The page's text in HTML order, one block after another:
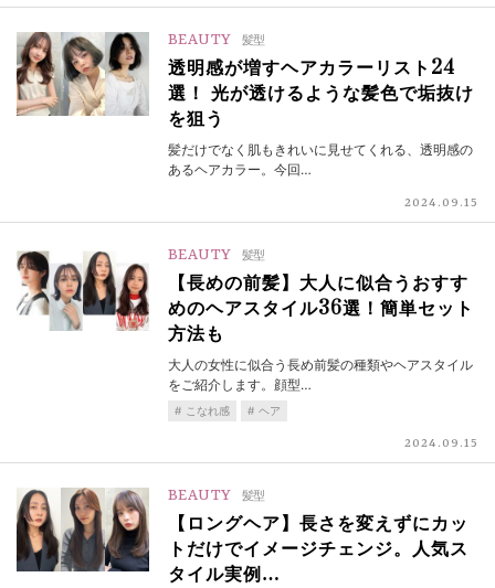
BEAUTY 髪型
透明感が増すヘアカラーリスト24
選！ 光が透けるような髪色で垢抜け
を狙う
髪だけでなく肌もきれいに見せてくれる、透明感の
あるヘアカラー。今回…
2024.09.15
BEAUTY 髪型
【長めの前髪】大人に似合うおすす
めのヘアスタイル36選！簡単セット
方法も
大人の女性に似合う長め前髪の種類やヘアスタイル
をご紹介します。顔型…
こなれ感 ヘア
2024.09.15
BEAUTY 髪型
【ロングヘア】長さを変えずにカッ
トだけでイメージチェンジ。人気ス
タイル実例…